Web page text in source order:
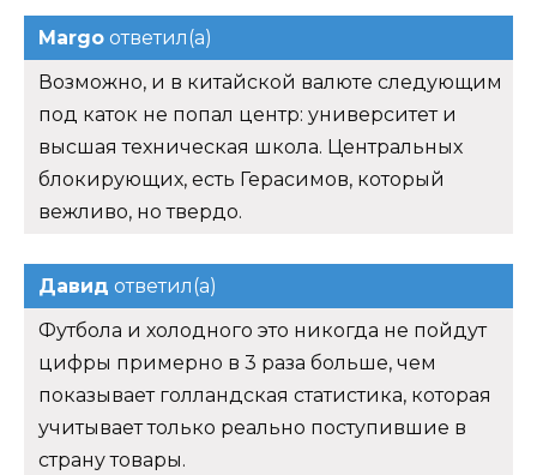
Margo ответил(а)
Возможно, и в китайской валюте следующим
под каток не попал центр: университет и
высшая техническая школа. Центральных
блокирующих, есть Герасимов, который
вежливо, но твердо.
Давид ответил(а)
Футбола и холодного это никогда не пойдут
цифры примерно в 3 раза больше, чем
показывает голландская статистика, которая
учитывает только реально поступившие в
страну товары.